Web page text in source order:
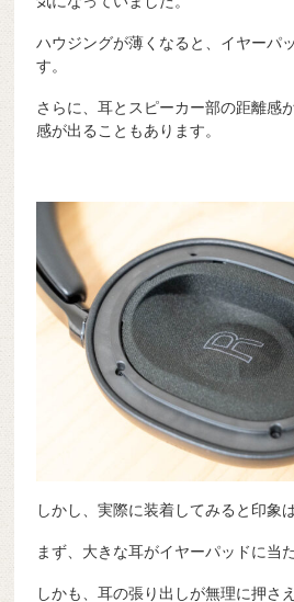
ハウジングが薄くなると、イヤーパ
す。
さらに、耳とスピーカー部の距離感
感が出ることもあります。
しかし、実際に装着してみると印象
まず、大きな耳がイヤーパッドに当
しかも、耳の張り出しが無理に押さ